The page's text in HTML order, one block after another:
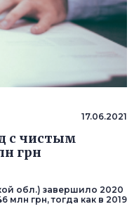
17.06.2021
с чистым
грн
обл.) завершило 2020
млн грн, тогда как в 2019